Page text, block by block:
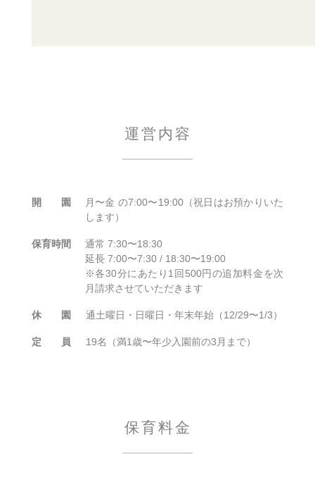
運営内容
開 園
月〜金 の7:00〜19:00（祝日はお預かりいた
します）
保育時間
通常 7:30〜18:30
延長 7:00〜7:30 / 18:30〜19:00
※各30分にあたり1回500円の追加料金を次
月請求させていただきます
休 園 通土曜日・日曜日・年末年始（12/29〜1/3）
定 員 19名（満1歳〜年少入園前の3月まで）
保育料金